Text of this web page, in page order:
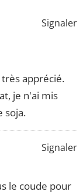
Signaler
apprécié.
je n'ai mis
soja.
Signaler
le coude pour